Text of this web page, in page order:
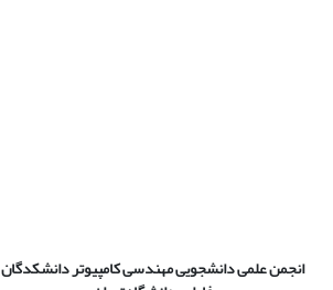
انجمن علمی دانشجویی مهندسی کامپیوتر دانشکدگان